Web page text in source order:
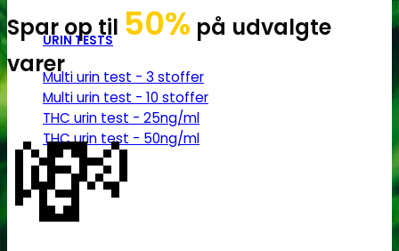
URIN TESTS
Multi urin test - 3 stoffer
Multi urin test - 10 stoffer
THC urin test - 25ng/ml
THC urin test - 50ng/ml
Spar op til 50% på udvalgte
varer
💸